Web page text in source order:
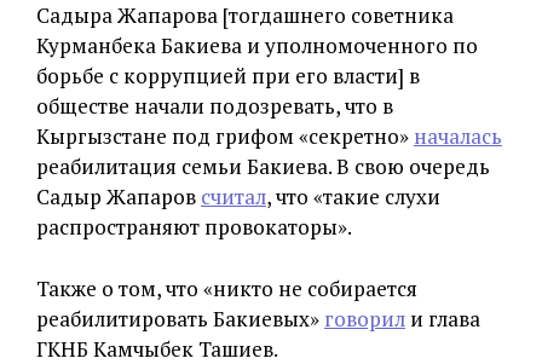
Садыра Жапарова [тогдашнего советника
Курманбека Бакиева и уполномоченного по
борьбе с коррупцией при его власти] в
обществе начали подозревать, что в
Кыргызстане под грифом «секретно» началась
реабилитация семьи Бакиева. В свою очередь
Садыр Жапаров считал, что «такие слухи
распространяют провокаторы».
Также о том, что «никто не собирается
реабилитировать Бакиевых» говорил и глава
ГКНБ Камчыбек Ташиев.